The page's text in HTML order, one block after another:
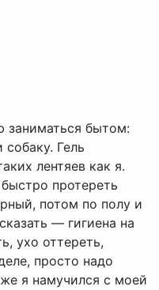
заниматься бытом:
Гель
лентяев как я.
протереть
потом по полу и
— гигиена на
ухо оттереть,
просто надо
я намучился с моей